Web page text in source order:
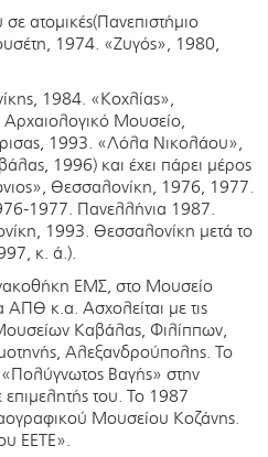
ατομικές(Πανεπιστήμιο
1974. «Ζυγός», 1980,
1984. «Κοχλίας»,
Μουσείο,
1993. «Λόλα Νικολάου»,
1996) και έχει πάρει μέρος
Θεσσαλονίκη, 1976, 1977.
1977. Πανελλήνια 1987.
1993. Θεσσαλονίκη μετά το
κ. ά.).
ΕΜΣ, στο Μουσείο
κ.α. Ασχολείται με τις
Καβάλας, Φιλίππων,
Αλεξανδρούπολης. Το
Βαγής» στην
του. Το 1987
Μουσείου Κοζάνης.
ΕΕΤΕ».